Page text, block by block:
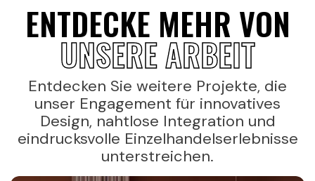
ENTDECKE MEHR VON
UNSERE ARBEIT
Entdecken Sie weitere Projekte, die
unser Engagement für innovatives
Design, nahtlose Integration und
eindrucksvolle Einzelhandelserlebnisse
unterstreichen.